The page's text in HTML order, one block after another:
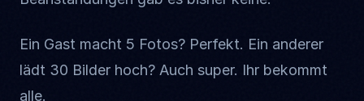
Ein Gast macht 5 Fotos? Perfekt. Ein anderer
lädt 30 Bilder hoch? Auch super. Ihr bekommt
alle.